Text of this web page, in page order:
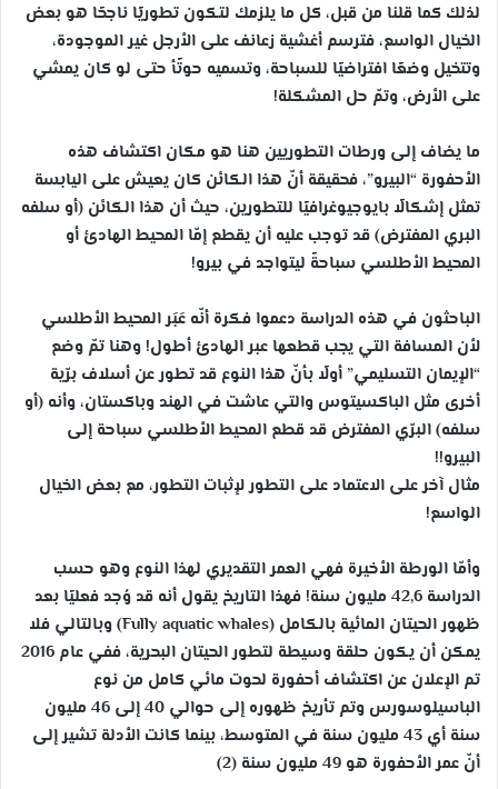
لذلك كما قلنا من قبل، كل ما يلزمك لتكون تطوريًا ناجحًا هو بعض
الخيال الواسع، فترسم أغشية زعانف على الأرجل غير الموجودة،
وتتخيل وضعًا افتراضيًا للسباحة، وتسميه حوتًأ حتى لو كان يمشي
على الأرض، وتمّ حل المشكلة!
ما يضاف إلى ورطات التطوريين هنا هو مكان اكتشاف هذه
الأحفورة “البيرو”، فحقيقة أنّ هذا الكائن كان يعيش على اليابسة
تمثل إشكالًا بايوجيوغرافيًا للتطورين، حيث أن هذا الكائن (أو سلفه
البري المفترض) قد توجب عليه أن يقطع إمّا المحيط الهادئ أو
المحيط الأطلسي سباحةً ليتواجد في بيرو!
الباحثون في هذه الدراسة دعموا فكرة أنّه عَبَر المحيط الأطلسي
لأن المسافة التي يجب قطعها عبر الهادئ أطول! وهنا تمّ وضع
“الإيمان التسليمي” أولًا بأنّ هذا النوع قد تطور عن أسلاف برّية
أخرى مثل الباكسيتوس والتي عاشت في الهند وباكستان، وأنه (أو
سلفه) البرّي المفترض قد قطع المحيط الأطلسي سباحة إلى
البيرو!!
مثال آخر على الاعتماد على التطور لإثبات التطور، مع بعض الخيال
الواسع!
وأمّا الورطة الأخيرة فهي العمر التقديري لهذا النوع وهو حسب
الدراسة 42,6 مليون سنة! فهذا التاريخ يقول أنه قد وُجد فعليًا بعد
ظهور الحيتان المائية بالكامل (Fully aquatic whales) وبالتالي فلا
يمكن أن يكون حلقة وسيطة لتطور الحيتان البحرية، ففي عام 2016
تم الإعلان عن اكتشاف أحفورة لحوت مائي كامل من نوع
الباسيلوسورس وتم تأريخ ظهوره إلى حوالي 40 إلى 46 مليون
سنة أي 43 مليون سنة في المتوسط، بينما كانت الأدلة تشير إلى
أنّ عمر الأحفورة هو 49 مليون سنة (2)